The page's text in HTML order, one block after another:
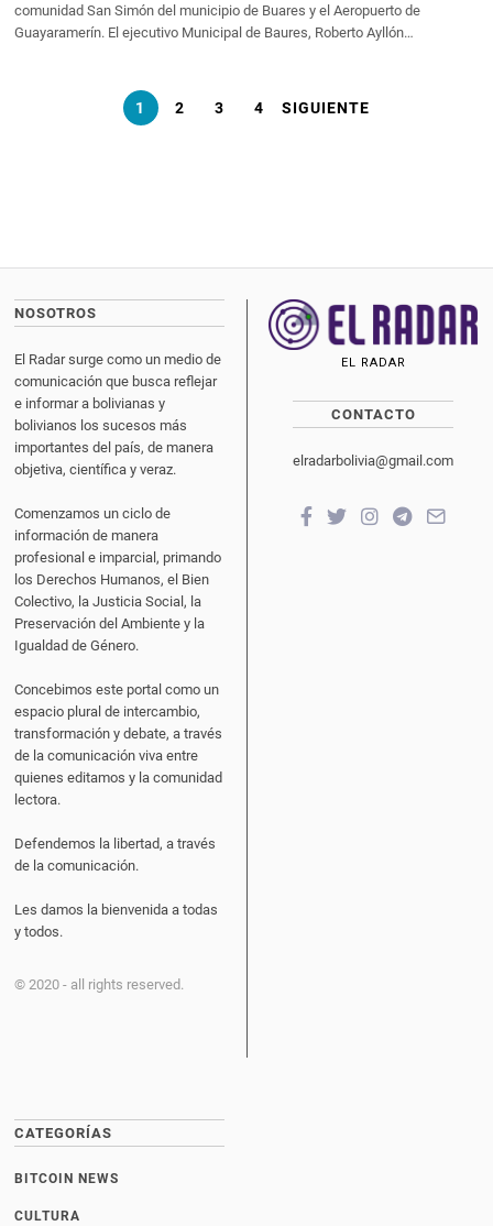
comunidad San Simón del municipio de Buares y el Aeropuerto de
Guayaramerín. El ejecutivo Municipal de Baures, Roberto Ayllón…
1 2 3 4 SIGUIENTE
NOSOTROS
El Radar surge como un medio de
comunicación que busca reflejar
e informar a bolivianas y
bolivianos los sucesos más
importantes del país, de manera
objetiva, científica y veraz.
Comenzamos un ciclo de
información de manera
profesional e imparcial, primando
los Derechos Humanos, el Bien
Colectivo, la Justicia Social, la
Preservación del Ambiente y la
Igualdad de Género.
Concebimos este portal como un
espacio plural de intercambio,
transformación y debate, a través
de la comunicación viva entre
quienes editamos y la comunidad
lectora.
Defendemos la libertad, a través
de la comunicación.
Les damos la bienvenida a todas
y todos.
© 2020 - all rights reserved.
EL RADAR
CONTACTO
elradarbolivia@gmail.com
CATEGORÍAS
BITCOIN NEWS
CULTURA